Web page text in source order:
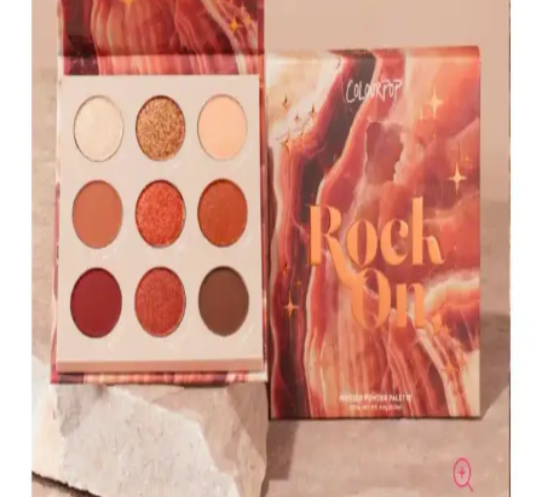
KIKO'nun 107 Magenta dudak parlatıcısı, yoğun renk ve parlaklık
sunar. Pratik uygulama ve uzun süre kalıcılığıyla günlük makyajda
tercih edilen, hafif ve nemlendirici formülüyle dikkat çeker.
Muğgan 3'lü Açılı Fırçalı Kaş Boyası Seti İncelemesi
ve Kullanıcı Yorumları
Muğgan 3'lü kaş boyası seti, suya ve tere dayanıklı formülüyle
pratik kullanım sağlar. Renk seçenekleri ve kullanıcı deneyimleri
hakkında detaylı bilgi içerir.
Koyu Göz Altı Morluklarını Kapatmada Renk
Düzelticiler ve Kapatıcıların Etkili Kullanımı
Koyu göz altı morlukları için şeftali ve turuncu renk düzelticiler ile
tam kapatıcılık sağlayan ürünlerin kullanımı, doğru uygulama
teknikleri ve önerilen markalar detaylı şekilde ele alınıyor.
Kapatıcı ve Fondöten Arasındaki Farklar ve
Başlangıç İçin Kapatıcının Avantajları